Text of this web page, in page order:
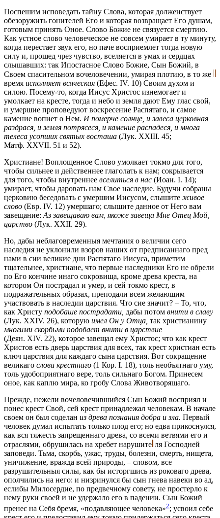
Поспешим исповедать тайну Слова, которая долженствует
обезоружить гонителей Его и которая возвращает Его душам,
готовым принять Оное. Слово Божие не связуется смертию.
Как устное слово человеческое не совсем умирает в ту минуту,
когда перестает звук его, но паче восприемлет тогда новую
силу и, прошед чрез чувство, вселяется в умах и сердцах
слышавших: так Ипостасное Слово Божие, Сын Божий, в
Своем спасительном вочеловечении, умирая плотию, в то же
время исполняет всяческая (Ефес. IV. 10) Своим духом и
силою. Посему-то, когда Иисус Христос изнемогает и
умолкает на кресте, тогда и небо и земля дают Ему глас свой,
и умершие проповедуют воскресение Распятаго, и самое
камение вопиет о Нем. И померче солнце, и завеса церковная
раздрася, и земля потрясеся, и камение распадеся, и многа
телеса усопших святых восташа (Лук. XXIII. 45;
Матф. XXVII. 51 и 52).
Христиане! Воплощенное Слово умолкает токмо для того,
чтобы сильнее и действеннее глаголать к нам; сокрывается
для того, чтобы внутреннее вселиться в нас (Иоан. I. 14);
умирает, чтобы даровать нам Свое наследие. Будучи собраны
церковию беседовать с умершим Иисусом, слышите живое
слово (Евр. IV. 12) умершаго; слышите данное от Него вам
завещание: Аз завещаваю вам, якоже завеща Мне Отец Мой,
царство (Лук. XXII. 29).
Но, дабы неблаговременныя мечтания о величии сего
наследия не уклонили взоров наших от предписаннаго пред
нами в сии великие дни Распятаго Иисуса, приметим
тщательнее, христиане, что первые наследники Его не обрели
по Его кончине инаго сокровища, кроме древа креста, на
котором Он пострадал и умер, и сей токмо крест, в
подражательных образах, преподали всем желающим
участвовать в наследии царствия. Что сие значит? – То, что,
как Христу подобаше пострадати, дабы потом внити в славу
(Лук. XXIV. 26), которую имел Он у Отца, так христианину
многими скорбьми подобает внити в царствие
(Деян. XIV. 22), которое завещал ему Христос; что как крест
Христов есть дверь царствия для всех, так крест христиан есть
ключ царствия для каждаго сына царствия. Вот сокращение
великаго слова крестнаго (1 Кор. I. 18), толь необъятнаго уму,
толь удобоприятнаго вере, толь сильнаго Богом. Принесем
оное, как каплю мира, ко гробу Слова Животворящаго.
Прежде, нежели вочеловечившийся Сын Божий восприял и
понес крест Свой, сей крест принадлежал человекам. В начале
своем он был соделан из древа познания добра и зла. Первый
человек думал испытать только плод его; но едва прикоснулся,
как вся тяжесть запрещеннаго древа, со всеми ветвями его и
отраслями, обрушилась на хребет нарушите ля Господней
заповеди. Тьма, скорбь, ужас, труды, болезни, смерть, нищета,
уничижение, вражда всей природы, – словом, все
разрушительныя силы, как бы исторгшись из роковаго древа,
ополчились на него: и низринулся бы сын гнева навеки во ад,
еслибы Милосердие, по предвечному совету, не простерло к
нему руки своей и не удержало его в падении. Сын Божий
пренес на Себя бремя, «подавляющее человека»2; усвоил себе